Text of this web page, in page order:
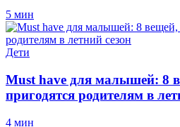
5 мин
Дети
Must have для малышей: 8
пригодятся родителям в
4 мин